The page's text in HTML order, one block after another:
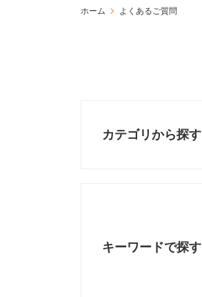
ホーム よくあるご質問
カテゴリから探す
キーワードで探す